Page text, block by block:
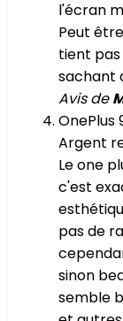
l'écran
Peut
tient pas
sachant
Avis de
OnePlus
Argent
Le one
c'est
pas de
sinon
semble